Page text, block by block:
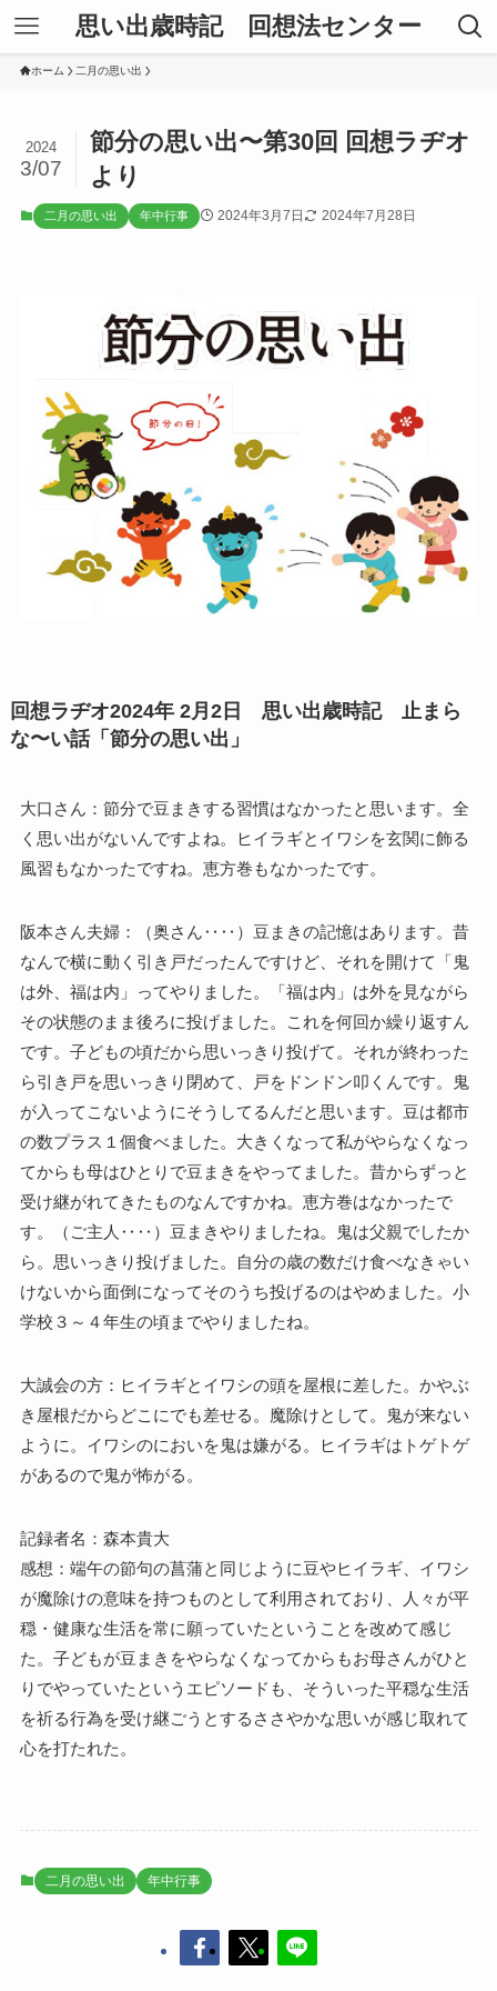
思い出歳時記 回想法センター
ホーム 二月の思い出
節分の思い出〜第30回 回想ラヂオ
より
2024
3/07
二月の思い出 年中行事 2024年3月7日 2024年7月28日
回想ラヂオ2024年 2月2日 思い出歳時記 止まら
な〜い話「節分の思い出」
大口さん：節分で豆まきする習慣はなかったと思います。全
く思い出がないんですよね。ヒイラギとイワシを玄関に飾る
風習もなかったですね。恵方巻もなかったです。
阪本さん夫婦：（奥さん‥‥）豆まきの記憶はあります。昔
なんで横に動く引き戸だったんですけど、それを開けて「鬼
は外、福は内」ってやりました。「福は内」は外を見ながら
その状態のまま後ろに投げました。これを何回か繰り返すん
です。子どもの頃だから思いっきり投げて。それが終わった
ら引き戸を思いっきり閉めて、戸をドンドン叩くんです。鬼
が入ってこないようにそうしてるんだと思います。豆は都市
の数プラス１個食べました。大きくなって私がやらなくなっ
てからも母はひとりで豆まきをやってました。昔からずっと
受け継がれてきたものなんですかね。恵方巻はなかったで
す。（ご主人‥‥）豆まきやりましたね。鬼は父親でしたか
ら。思いっきり投げました。自分の歳の数だけ食べなきゃい
けないから面倒になってそのうち投げるのはやめました。小
学校３～４年生の頃までやりましたね。
大誠会の方：ヒイラギとイワシの頭を屋根に差した。かやぶ
き屋根だからどこにでも差せる。魔除けとして。鬼が来ない
ように。イワシのにおいを鬼は嫌がる。ヒイラギはトゲトゲ
があるので鬼が怖がる。
記録者名：森本貴大
感想：端午の節句の菖蒲と同じように豆やヒイラギ、イワシ
が魔除けの意味を持つものとして利用されており、人々が平
穏・健康な生活を常に願っていたということを改めて感じ
た。子どもが豆まきをやらなくなってからもお母さんがひと
りでやっていたというエピソードも、そういった平穏な生活
を祈る行為を受け継ごうとするささやかな思いが感じ取れて
心を打たれた。
二月の思い出 年中行事